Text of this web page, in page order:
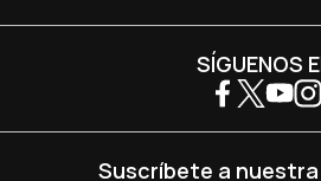
SÍGUENOS
Suscríbete a